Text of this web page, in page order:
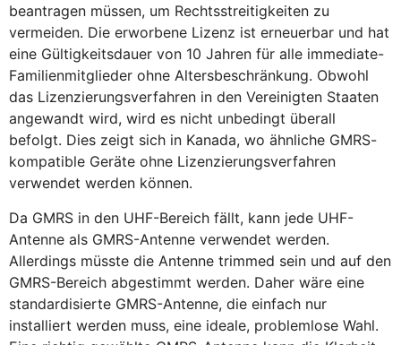
beantragen müssen, um Rechtsstreitigkeiten zu
vermeiden. Die erworbene Lizenz ist erneuerbar und hat
eine Gültigkeitsdauer von 10 Jahren für alle immediate-
Familienmitglieder ohne Altersbeschränkung. Obwohl
das Lizenzierungsverfahren in den Vereinigten Staaten
angewandt wird, wird es nicht unbedingt überall
befolgt. Dies zeigt sich in Kanada, wo ähnliche GMRS-
kompatible Geräte ohne Lizenzierungsverfahren
verwendet werden können.
Da GMRS in den UHF-Bereich fällt, kann jede UHF-
Antenne als GMRS-Antenne verwendet werden.
Allerdings müsste die Antenne trimmed sein und auf den
GMRS-Bereich abgestimmt werden. Daher wäre eine
standardisierte GMRS-Antenne, die einfach nur
installiert werden muss, eine ideale, problemlose Wahl.